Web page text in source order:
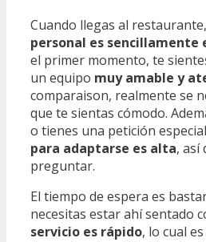
Cuando llegas al restaurante,
personal es sencillamente
el primer momento, te
un equipo muy amable y
comparaison, realmente se
que te sientas cómodo.
o tienes una petición
para adaptarse es alta, así
preguntar.
El tiempo de espera es
necesitas estar ahí sentado
servicio es rápido, lo cual